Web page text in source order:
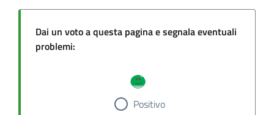
Dai un voto a questa pagina e segnala eventuali
problemi:
Positivo